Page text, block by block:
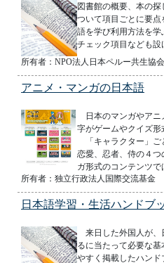
図書館の概要、本の
ついて項目ごとに要
語を学び利用方法を
チェック項目なども設
所有者：NPO法人日本ペルー共生協
アニメ・マンガの日本語
日本のマンガやアニ
字がゲームやクイズ形
「キャラクター」ご
恋愛、忍者、侍の４
ガ形式のコンテンツ
所有者：独立行政法人国際交流基金
日本語学習・生活ハンドブ
来日した外国人が、
るに当たって必要な
やすく掲載したハンド